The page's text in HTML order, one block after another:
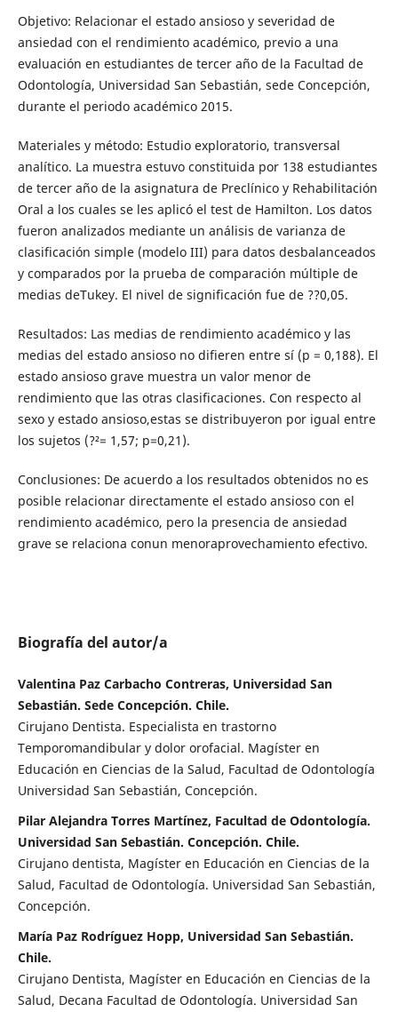
Objetivo: Relacionar el estado ansioso y severidad de
ansiedad con el rendimiento académico, previo a una
evaluación en estudiantes de tercer año de la Facultad de
Odontología, Universidad San Sebastián, sede Concepción,
durante el periodo académico 2015.
Materiales y método: Estudio exploratorio, transversal
analítico. La muestra estuvo constituida por 138 estudiantes
de tercer año de la asignatura de Preclínico y Rehabilitación
Oral a los cuales se les aplicó el test de Hamilton. Los datos
fueron analizados mediante un análisis de varianza de
clasificación simple (modelo III) para datos desbalanceados
y comparados por la prueba de comparación múltiple de
medias deTukey. El nivel de significación fue de ??0,05.
Resultados: Las medias de rendimiento académico y las
medias del estado ansioso no difieren entre sí (p = 0,188). El
estado ansioso grave muestra un valor menor de
rendimiento que las otras clasificaciones. Con respecto al
sexo y estado ansioso,estas se distribuyeron por igual entre
los sujetos (?²= 1,57; p=0,21).
Conclusiones: De acuerdo a los resultados obtenidos no es
posible relacionar directamente el estado ansioso con el
rendimiento académico, pero la presencia de ansiedad
grave se relaciona conun menoraprovechamiento efectivo.
Biografía del autor/a
Valentina Paz Carbacho Contreras, Universidad San
Sebastián. Sede Concepción. Chile.
Cirujano Dentista. Especialista en trastorno
Temporomandibular y dolor orofacial. Magíster en
Educación en Ciencias de la Salud, Facultad de Odontología
Universidad San Sebastián, Concepción.
Pilar Alejandra Torres Martínez, Facultad de Odontología.
Universidad San Sebastián. Concepción. Chile.
Cirujano dentista, Magíster en Educación en Ciencias de la
Salud, Facultad de Odontología. Universidad San Sebastián,
Concepción.
María Paz Rodríguez Hopp, Universidad San Sebastián.
Chile.
Cirujano Dentista, Magíster en Educación en Ciencias de la
Salud, Decana Facultad de Odontología. Universidad San